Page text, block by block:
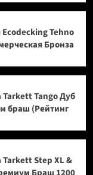
Tehno
Бронза
Tarkett Tango Дуб
браш (Рейтинг
Step XL &